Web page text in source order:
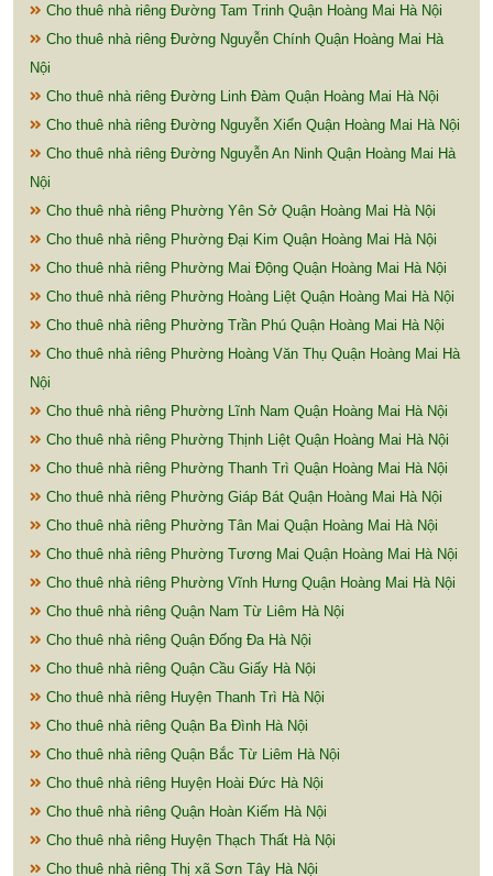
Cho thuê nhà riêng Đường Tam Trinh Quận Hoàng Mai Hà Nội
Cho thuê nhà riêng Đường Nguyễn Chính Quận Hoàng Mai Hà
Nội
Cho thuê nhà riêng Đường Linh Đàm Quận Hoàng Mai Hà Nội
Cho thuê nhà riêng Đường Nguyễn Xiển Quận Hoàng Mai Hà Nội
Cho thuê nhà riêng Đường Nguyễn An Ninh Quận Hoàng Mai Hà
Nội
Cho thuê nhà riêng Phường Yên Sở Quận Hoàng Mai Hà Nội
Cho thuê nhà riêng Phường Đại Kim Quận Hoàng Mai Hà Nội
Cho thuê nhà riêng Phường Mai Động Quận Hoàng Mai Hà Nội
Cho thuê nhà riêng Phường Hoàng Liệt Quận Hoàng Mai Hà Nội
Cho thuê nhà riêng Phường Trần Phú Quận Hoàng Mai Hà Nội
Cho thuê nhà riêng Phường Hoàng Văn Thụ Quận Hoàng Mai Hà
Nội
Cho thuê nhà riêng Phường Lĩnh Nam Quận Hoàng Mai Hà Nội
Cho thuê nhà riêng Phường Thịnh Liệt Quận Hoàng Mai Hà Nội
Cho thuê nhà riêng Phường Thanh Trì Quận Hoàng Mai Hà Nội
Cho thuê nhà riêng Phường Giáp Bát Quận Hoàng Mai Hà Nội
Cho thuê nhà riêng Phường Tân Mai Quận Hoàng Mai Hà Nội
Cho thuê nhà riêng Phường Tương Mai Quận Hoàng Mai Hà Nội
Cho thuê nhà riêng Phường Vĩnh Hưng Quận Hoàng Mai Hà Nội
Cho thuê nhà riêng Quận Nam Từ Liêm Hà Nội
Cho thuê nhà riêng Quận Đống Đa Hà Nội
Cho thuê nhà riêng Quận Cầu Giấy Hà Nội
Cho thuê nhà riêng Huyện Thanh Trì Hà Nội
Cho thuê nhà riêng Quận Ba Đình Hà Nội
Cho thuê nhà riêng Quận Bắc Từ Liêm Hà Nội
Cho thuê nhà riêng Huyện Hoài Đức Hà Nội
Cho thuê nhà riêng Quận Hoàn Kiếm Hà Nội
Cho thuê nhà riêng Huyện Thạch Thất Hà Nội
Cho thuê nhà riêng Thị xã Sơn Tây Hà Nội